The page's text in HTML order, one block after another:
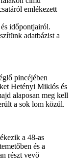
emlékezett
időpontjairól.
adatbázist a
pincéjében
Hetényi Miklós és
alaposan meg kell
a sok lom közül.
a 48-as
és a
részt vevő